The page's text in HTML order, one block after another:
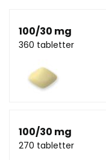
100/30 mg
360 tabletter
100/30 mg
270 tabletter